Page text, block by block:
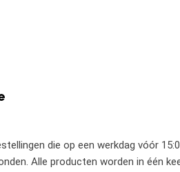
die op een werkdag vóór
Alle producten worden in één